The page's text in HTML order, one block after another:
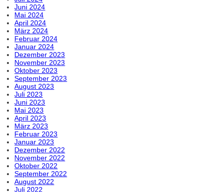
Juni 2024
Mai 2024
April 2024
März 2024
Februar 2024
Januar 2024
Dezember 2023
November 2023
Oktober 2023
September 2023
August 2023
Juli 2023
Juni 2023
Mai 2023
April 2023
März 2023
Februar 2023
Januar 2023
Dezember 2022
November 2022
Oktober 2022
September 2022
August 2022
Juli 2022